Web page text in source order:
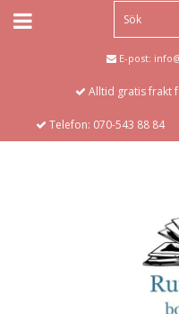
E-post:
Alltid gratis frakt
Telefon: 070-543 88 84